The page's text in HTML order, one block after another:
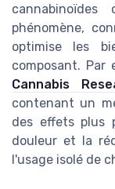
phénomène,
optimise les
composant. Par
Cannabis
contenant un
des effets plus
douleur et la
l'usage isolé de